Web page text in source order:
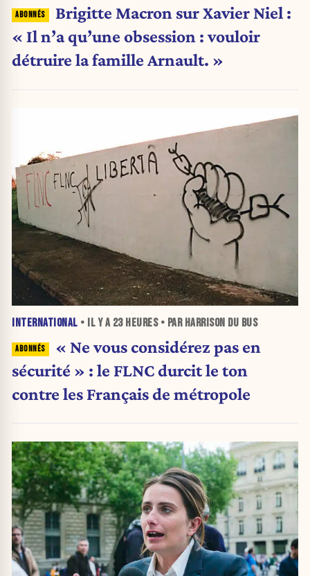
Brigitte Macron sur Xavier Niel :
« Il n’a qu’une obsession : vouloir
détruire la famille Arnault. »
INTERNATIONAL • IL Y A 23 HEURES• PAR HARRISON DU BUS
« Ne vous considérez pas en
sécurité » : le FLNC durcit le ton
contre les Français de métropole